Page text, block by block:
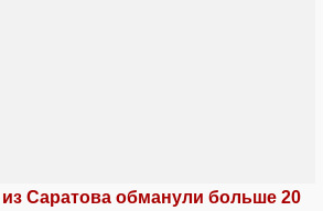
Саратова обманули больше 20